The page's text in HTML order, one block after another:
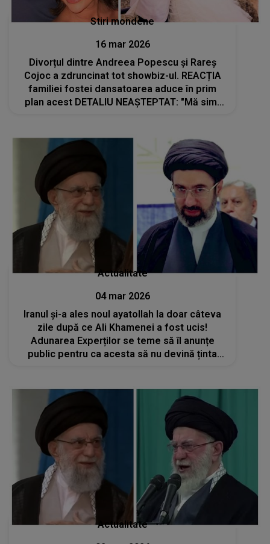
Stiri mondene
16 mar 2026
Divorțul dintre Andreea Popescu și Rareș
Cojoc a zdruncinat tot showbiz-ul. REACȚIA
familiei fostei dansatoarea aduce în prim
plan acest DETALIU NEAȘTEPTAT: "Mă simt
Actualitate
04 mar 2026
Iranul și-a ales noul ayatollah la doar câteva
zile după ce Ali Khamenei a fost ucis!
Adunarea Experților se teme să îl anunțe
public pentru ca acesta să nu devină ținta
Actualitate